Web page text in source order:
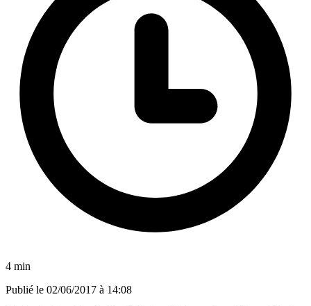
4 min
Publié le 02/06/2017 à 14:08